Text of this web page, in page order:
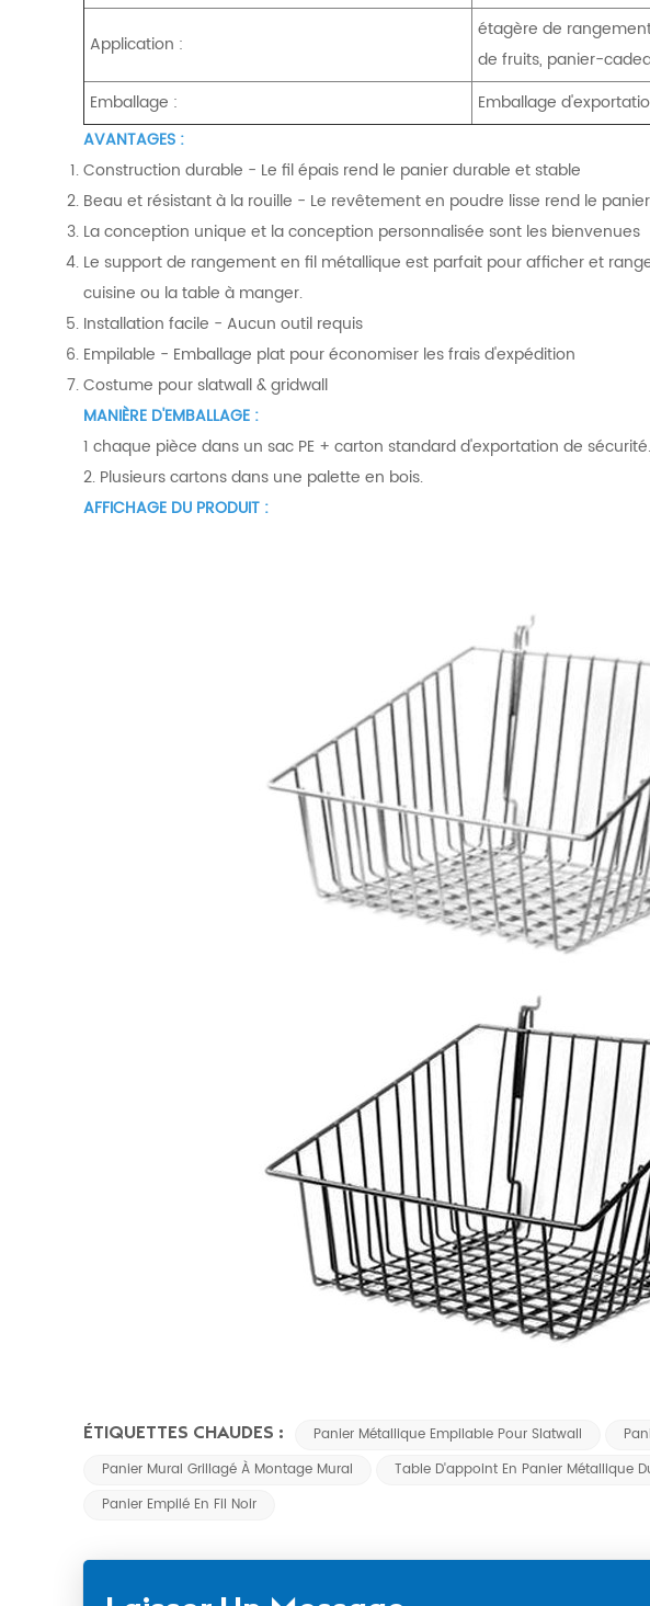
Application :
étagère de
de fruits, panier-
Emballage :
Emballage
AVANTAGES :
Construction durable - Le fil épais rend le panier durable et stable
Beau et résistant à la rouille - Le revêtement en poudre lisse rend le
La conception unique et la conception personnalisée sont les bienvenues
Le support de rangement en fil métallique est parfait pour afficher et
cuisine ou la table à manger.
Installation facile - Aucun outil requis
Empilable - Emballage plat pour économiser les frais d'expédition
Costume pour slatwall & gridwall
MANIÈRE D'EMBALLAGE :
1 chaque pièce dans un sac PE + carton standard d'exportation de sécurité.
2. Plusieurs cartons dans une palette en bois.
AFFICHAGE DU PRODUIT :
ÉTIQUETTES CHAUDES : Panier Métallique Empilable Pour Slatwall
Panier Mural Grillagé À Montage Mural
Table D'appoint En Panier Métallique
Panier Empilé En Fil Noir